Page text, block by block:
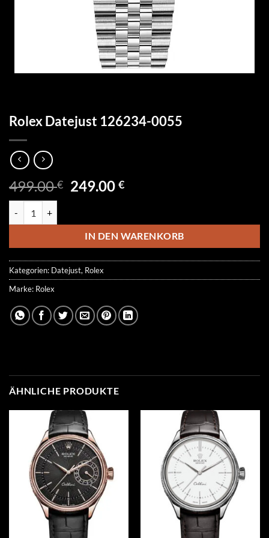
Rolex Datejust 126234-0055
499.00€ Ursprünglicher
499.00 €
249.00€Aktueller
249.00 €.
IN DEN WARENKORB
Kategorien: Datejust, Rolex
Marke: Rolex
ÄHNLICHE PRODUKTE